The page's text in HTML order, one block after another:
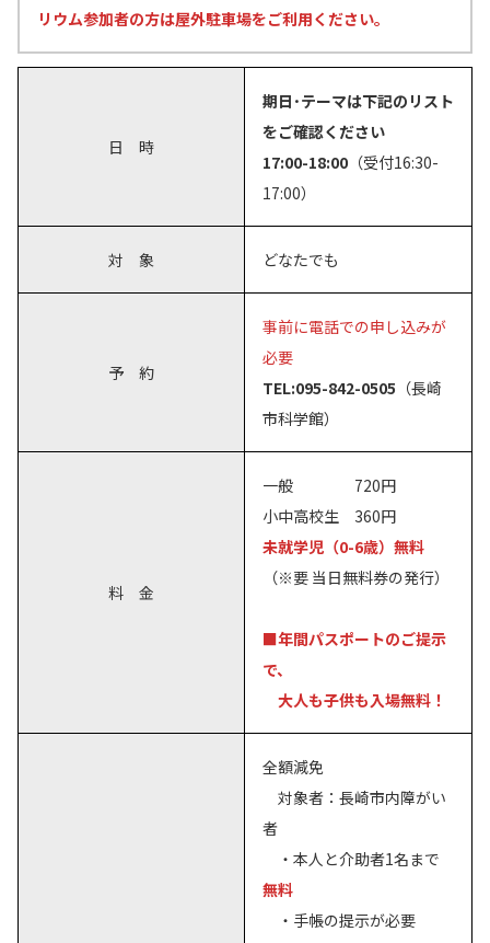
リウム参加者の方は屋外駐車場をご利用ください。
日 時
期日･テーマは下記のリスト
をご確認ください
17:00-18:00 （受付16:30-
17:00）
対 象 どなたでも
予 約
事前に電話での申し込みが
必要
TEL:095-842-0505 （長崎
市科学館）
料 金
一般 720円
小中高校生 360円
未就学児（0-6歳）無料
（※要 当日無料券の発行）
■年間パスポートのご提示
で、
大人も子供も入場無料！
全額減免
対象者：長崎市内障がい
者
・本人と介助者1名まで
無料
・手帳の提示が必要